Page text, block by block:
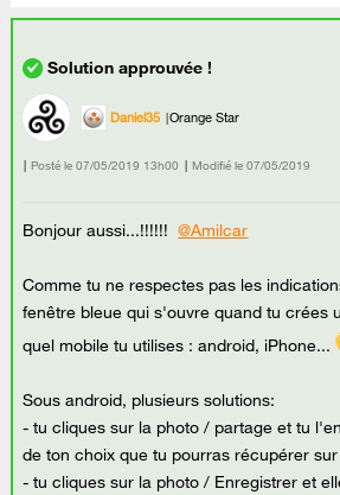
Daniel35 Orange Star
Posté le ‎07/05/2019 13h00 Modifié le 07/05/2019
Bonjour aussi...!!!!!!@Amilcar
Comme tu ne respectes pas les
fenêtre bleue qui s'ouvre quand tu crées
quel mobile tu utilises : android, iPhone...
Sous android, plusieurs solutions:
- tu cliques sur la photo / partage et tu
de ton choix que tu pourras récupérer
- tu cliques sur la photo / Enregistrer et